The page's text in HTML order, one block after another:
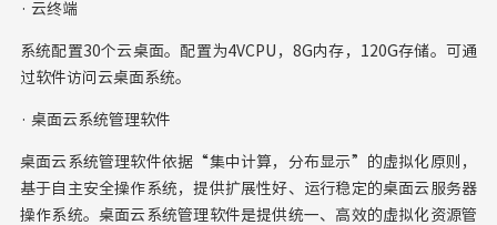
· 云终端
系统配置30个云桌面。配置为4VCPU，8G内存，120G存储。可通
过软件访问云桌面系统。
· 桌面云系统管理软件
桌面云系统管理软件依据“集中计算，分布显示”的虚拟化原则，
基于自主安全操作系统，提供扩展性好、运行稳定的桌面云服务器
操作系统。桌面云系统管理软件是提供统一、高效的虚拟化资源管